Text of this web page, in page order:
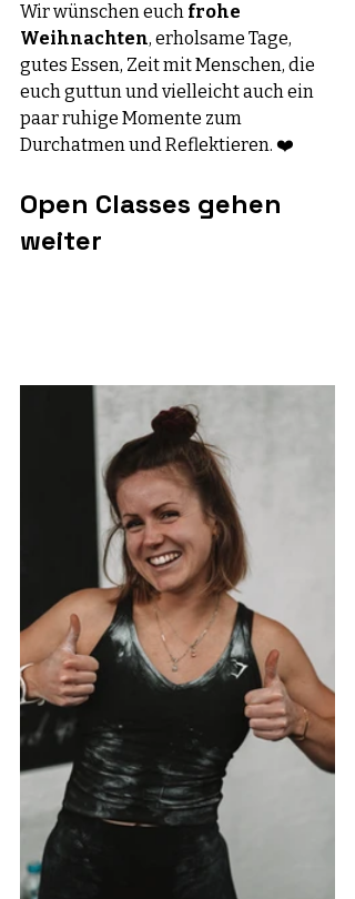
Wir wünschen euch frohe
Weihnachten, erholsame Tage,
gutes Essen, Zeit mit Menschen, die
euch guttun und vielleicht auch ein
paar ruhige Momente zum
Durchatmen und Reflektieren. ❤️
Open Classes gehen
weiter